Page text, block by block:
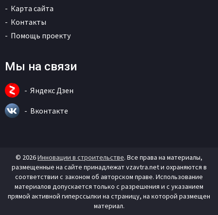
Карта сайта
Контакты
Помощь проекту
Мы на связи
Яндекс Дзен
Вконтакте
© 2026Инновации в строительстве. Все права на материалы,
размещенные на сайте принадлежат vzavtra.net и охраняются в
соответствии с законом об авторском праве. Использование
материалов допускается только с разрешения и с указанием
прямой активной гиперссылки на страницу, на которой размещен
материал.